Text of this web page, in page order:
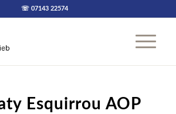
☏ 07143 22574
Esquirrou AOP